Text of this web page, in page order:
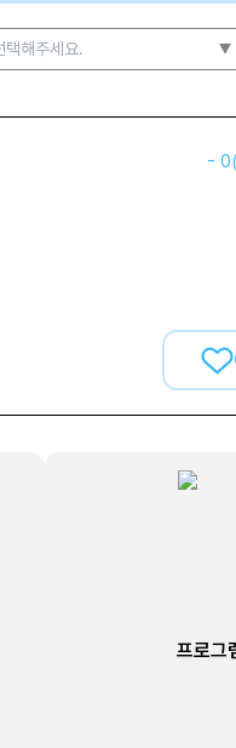
택해주세요.
- 0
프로그